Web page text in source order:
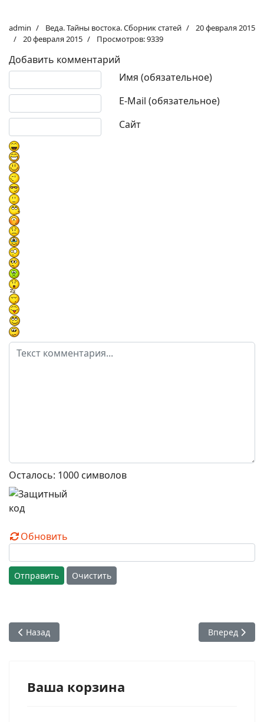
admin Веда. Тайны востока. Сборник статей
20 февраля 2015
20 февраля 2015
Просмотров: 9339
Добавить комментарий
Имя (обязательное)
E-Mail (обязательное)
Сайт
Текст комментария
Осталось: 1000 символов
Обновить
Отправить Очистить
Предыдущий: 42. Наивысшее образование. Лекция А.Ч.
Назад Следующий:
Вперед
Ваша корзина